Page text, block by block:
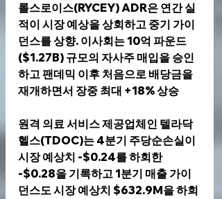
롤스로이스(RYCEY) ADR은 연간 실
적이 시장 예상을 상회하고 중기 가이
던스를 상향. 이사회는 10억 파운드
($1.27B) 규모의 자사주 매입을 승인
하고 팬데믹 이후 처음으로 배당금을
재개하면서 장중 최대 +18% 상승
원격 의료 서비스 제공업체인 텔라닥
헬스(TDOC)는 4분기 주당순손실이
시장 예상치 -$0.24를 하회한
-$0.28을 기록하고 1분기 매출 가이
던스도 시장 예상치 $632.9M을 하회